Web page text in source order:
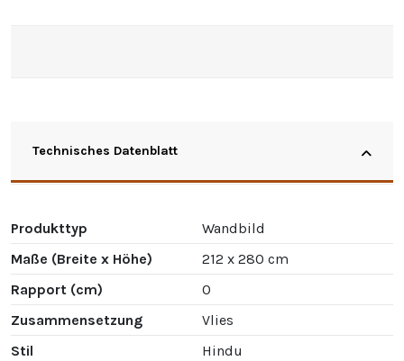
Technisches Datenblatt
Produkttyp
Wandbild
Maße (Breite x Höhe)
212 x 280 cm
Rapport (cm)
0
Zusammensetzung
Vlies
Stil
Hindu